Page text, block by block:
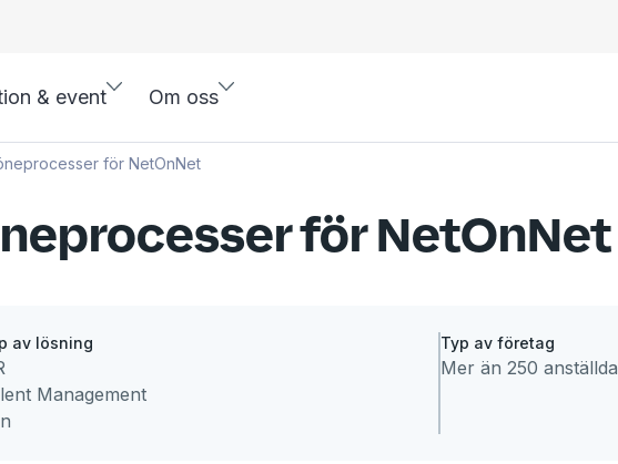
& event Om oss
för NetOnNet
för NetOnNet
av lösning
Management
Typ av företag
Mer än 250 anställda